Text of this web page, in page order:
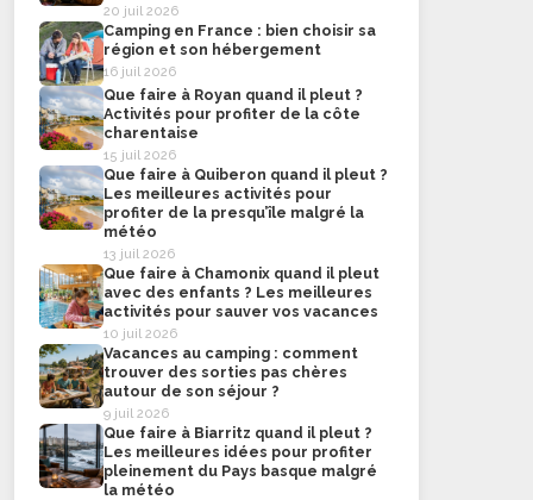
20 juil 2026
Camping en France : bien choisir sa
région et son hébergement
16 juil 2026
Que faire à Royan quand il pleut ?
Activités pour profiter de la côte
charentaise
15 juil 2026
Que faire à Quiberon quand il pleut ?
Les meilleures activités pour
profiter de la presqu’île malgré la
météo
13 juil 2026
Que faire à Chamonix quand il pleut
avec des enfants ? Les meilleures
activités pour sauver vos vacances
10 juil 2026
Vacances au camping : comment
trouver des sorties pas chères
autour de son séjour ?
9 juil 2026
Que faire à Biarritz quand il pleut ?
Les meilleures idées pour profiter
pleinement du Pays basque malgré
la météo